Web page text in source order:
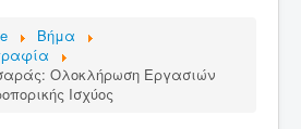
Βήμα
Ολοκλήρωση Εργασιών
Ισχύος